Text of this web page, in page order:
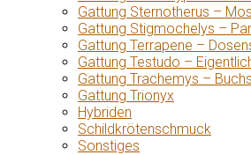
Gattung Sternotherus –
Gattung Stigmochelys –
Gattung Terrapene –
Gattung Testudo –
Gattung Trachemys –
Gattung Trionyx
Hybriden
Schildkrötenschmuck
Sonstiges